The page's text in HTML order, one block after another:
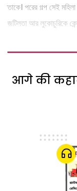
তাকে। পরের গল্প সেই
জটিলতা আর লুকোচুরিকে
आगे की